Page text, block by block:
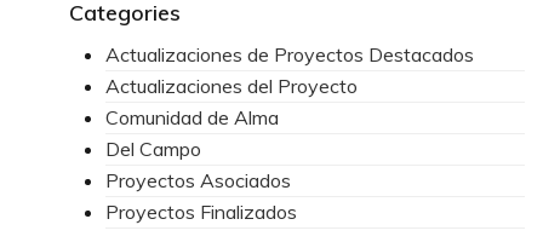
Categories
Actualizaciones de Proyectos Destacados
Actualizaciones del Proyecto
Comunidad de Alma
Del Campo
Proyectos Asociados
Proyectos Finalizados